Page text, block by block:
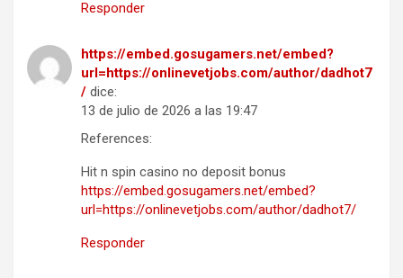
Responder
https://embed.gosugamers.net/embed?
url=https://onlinevetjobs.com/author/dadhot7
/ dice:
13 de julio de 2026 a las 19:47
References:
Hit n spin casino no deposit bonus
https://embed.gosugamers.net/embed?
url=https://onlinevetjobs.com/author/dadhot7/
Responder